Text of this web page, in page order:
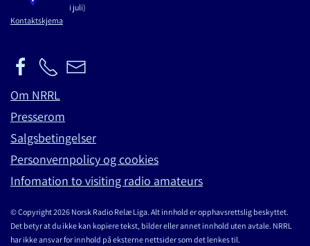
i juli)
Kontaktskjema
Om NRRL
Presserom
Salgsbetingelser
Personvernpolicy og cookies
Infomation to visiting radio amateurs
© Copyright 2026 Norsk Radio Relæ Liga. Alt innhold er opphavsrettslig beskyttet.
Det betyr at du ikke kan kopiere tekst, bilder eller annet innhold uten avtale. NRRL
har ikke ansvar for innhold på eksterne nettsider som det lenkes til.